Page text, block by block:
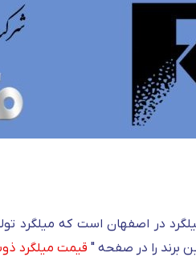
در اصفهان است که میلگرد
برند را در صفحه " قیمت میلگرد